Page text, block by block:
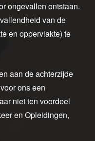
ongevallen ontstaan.
van de
en oppervlakte) te
aan de achterzijde
ons een
niet ten voordeel
en Opleidingen,